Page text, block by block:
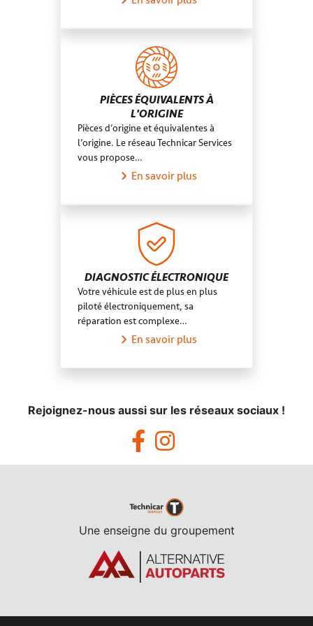
PIÈCES ÉQUIVALENTS À
L'ORIGINE
Pièces d’origine et équivalentes à
l’origine. Le réseau Technicar Services
vous propose…
En savoir plus
DIAGNOSTIC ÉLECTRONIQUE
Votre véhicule est de plus en plus
piloté électroniquement, sa
réparation est complexe…
En savoir plus
Rejoignez-nous aussi sur les réseaux sociaux !
Une enseigne du groupement